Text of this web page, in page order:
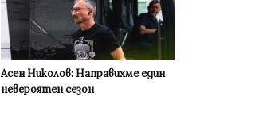
Асен Николов: Направихме един
невероятен сезон